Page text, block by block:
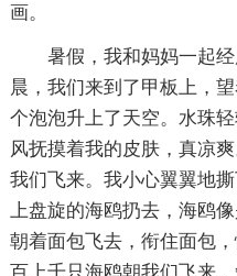
画。
暑假，我和妈妈一起
晨，我们来到了甲板上，
个泡泡升上了天空。水珠
风抚摸着我的皮肤，真凉
我们飞来。我小心翼翼地
上盘旋的海鸥扔去，海鸥
朝着面包飞去，衔住面包
百上千只海鸥朝我们飞来